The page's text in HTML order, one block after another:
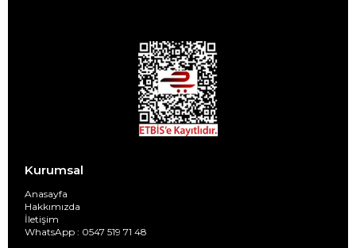
Kurumsal
Anasayfa
Hakkımızda
İletişim
WhatsApp : 0547 519 71 48